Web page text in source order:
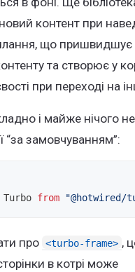
контент при
що пришвидшує
та створює у
при переході на
і майже нічого
“за замовчуванням”:
Turbo from "@hotwired/
про <turbo-frame> ,
в котрі може